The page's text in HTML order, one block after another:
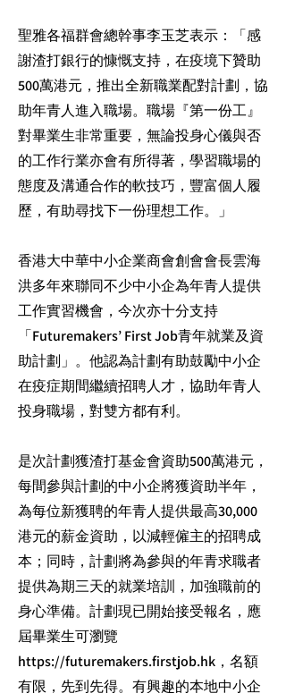
聖雅各福群會總幹事李玉芝表示：「感
謝渣打銀行的慷慨支持，在疫境下贊助
500萬港元，推出全新職業配對計劃，協
助年青人進入職場。職場『第一份工』
對畢業生非常重要，無論投身心儀與否
的工作行業亦會有所得著，學習職場的
態度及溝通合作的軟技巧，豐富個人履
歷，有助尋找下一份理想工作。」
香港大中華中小企業商會創會會長雲海
洪多年來聯同不少中小企為年青人提供
工作實習機會，今次亦十分支持
「Futuremakers’ First Job青年就業及資
助計劃」。他認為計劃有助鼓勵中小企
在疫症期間繼續招聘人才，協助年青人
投身職場，對雙方都有利。
是次計劃獲渣打基金會資助500萬港元，
每間參與計劃的中小企將獲資助半年，
為每位新獲聘的年青人提供最高30,000
港元的薪金資助，以減輕僱主的招聘成
本；同時，計劃將為參與的年青求職者
提供為期三天的就業培訓，加強職前的
身心準備。計劃現已開始接受報名，應
屆畢業生可瀏覽
https://futuremakers.firstjob.hk ，名額
有限，先到先得。有興趣的本地中小企